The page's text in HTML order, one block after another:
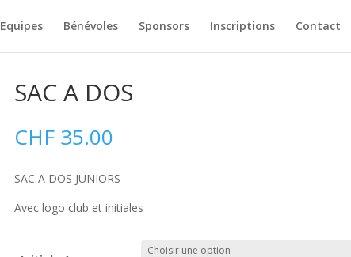
Equipes Bénévoles Sponsors Inscriptions Contact
SAC A DOS
CHF35.00
SAC A DOS JUNIORS
Avec logo club et initiales